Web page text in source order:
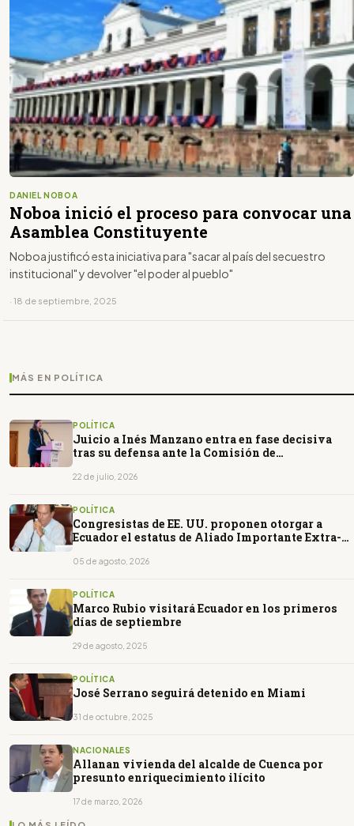
DANIEL NOBOA
Noboa inició el proceso para convocar una
Asamblea Constituyente
Noboa justificó esta iniciativa para "sacar al país del secuestro
institucional" y devolver "el poder al pueblo"
· 18 de septiembre, 2025
MÁS EN POLÍTICA
POLÍTICA
Juicio a Inés Manzano entra en fase decisiva
tras su defensa ante la Comisión de
22 de julio, 2026
POLÍTICA
Congresistas de EE. UU. proponen otorgar a
Ecuador el estatus de Aliado Importante Extra-
05 de agosto, 2026
POLÍTICA
Marco Rubio visitará Ecuador en los primeros
días de septiembre
29 de agosto, 2025
POLÍTICA
José Serrano seguirá detenido en Miami
31 de octubre, 2025
NACIONALES
Allanan vivienda del alcalde de Cuenca por
presunto enriquecimiento ilícito
17 de marzo, 2026